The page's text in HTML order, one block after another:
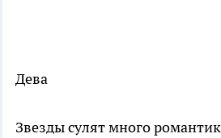
Дева
Звезды сулят много